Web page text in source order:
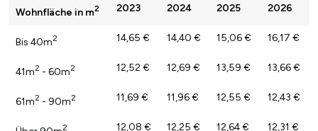
Wohnfläche in m2 2023 2024 2025 2026
Bis 40m2 14,65 € 14,40 € 15,06 € 16,17 €
41m2 - 60m2 12,52 € 12,69 € 13,59 € 13,66 €
61m2 - 90m2 11,69 € 11,96 € 12,55 € 12,43 €
2 12,08 € 12,25 € 12,64 € 12,31 €